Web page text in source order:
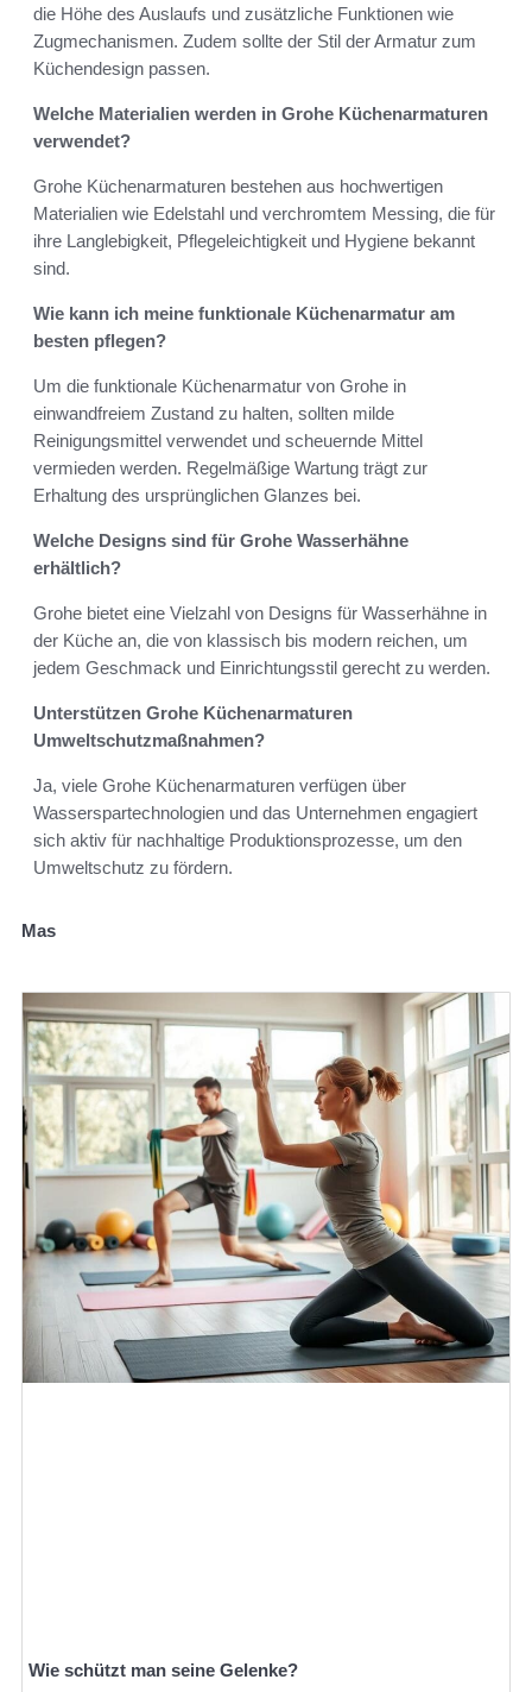
die Höhe des Auslaufs und zusätzliche Funktionen wie
Zugmechanismen. Zudem sollte der Stil der Armatur zum
Küchendesign passen.
Welche Materialien werden in Grohe Küchenarmaturen
verwendet?
Grohe Küchenarmaturen bestehen aus hochwertigen
Materialien wie Edelstahl und verchromtem Messing, die für
ihre Langlebigkeit, Pflegeleichtigkeit und Hygiene bekannt
sind.
Wie kann ich meine funktionale Küchenarmatur am
besten pflegen?
Um die funktionale Küchenarmatur von Grohe in
einwandfreiem Zustand zu halten, sollten milde
Reinigungsmittel verwendet und scheuernde Mittel
vermieden werden. Regelmäßige Wartung trägt zur
Erhaltung des ursprünglichen Glanzes bei.
Welche Designs sind für Grohe Wasserhähne
erhältlich?
Grohe bietet eine Vielzahl von Designs für Wasserhähne in
der Küche an, die von klassisch bis modern reichen, um
jedem Geschmack und Einrichtungsstil gerecht zu werden.
Unterstützen Grohe Küchenarmaturen
Umweltschutzmaßnahmen?
Ja, viele Grohe Küchenarmaturen verfügen über
Wasserspartechnologien und das Unternehmen engagiert
sich aktiv für nachhaltige Produktionsprozesse, um den
Umweltschutz zu fördern.
Mas
Wie schützt man seine Gelenke?